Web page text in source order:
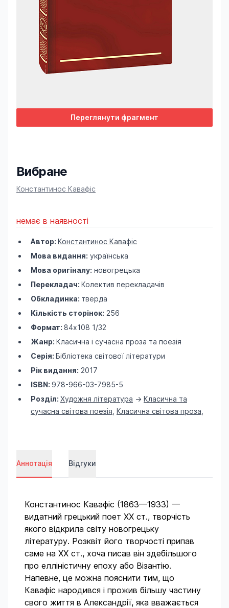
Переглянути фрагмент
Вибране
Product information
Константинос Кавафіс
немає в наявності
Автор: Константинос Кавафіс
Мова видання: українська
Мова оригіналу: новогрецька
Перекладач: Колектив перекладачів
Обкладинка: тверда
Кількість сторінок: 256
Формат: 84х108 1/32
Жанр: Класична і сучасна проза та поезія
Серія: Бібліотека світової літератури
Рік видання: 2017
ISBN: 978-966-03-7985-5
Розділ: Художня література -> Класична та
сучасна світова поезія Класична світова проза
Аннотація Відгуки
Константинос Кавафіс (1863—1933) —
видатний грецький поет ХХ ст., творчість
якого відкрила світу новогрецьку
літературу. Розквіт його творчості припав
саме на ХХ ст., хоча писав він здебільшого
про елліністичну епоху або Візантію.
Напевне, це можна пояснити тим, що
Кавафіс народився і прожив більшу частину
свого життя в Александрії, яка вважається